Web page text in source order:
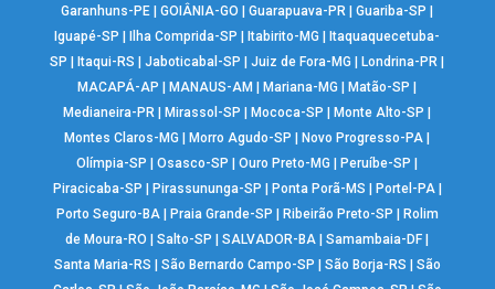
Garanhuns-PE |GOIÂNIA-GO |Guarapuava-PR |Guariba-SP
Iguapé-SP
Ilha Comprida-SP Itabirito-MG
Itaquaquecetuba-
SP
Itaqui-RS |Jaboticabal-SP |Juiz de Fora-MG Londrina-PR
MACAPÁ-AP
MANAUS-AM Mariana-MG Matão-SP
Medianeira-PR
Mirassol-SP Mococa-SP Monte Alto-SP
Montes Claros-MG
Morro Agudo-SP Novo Progresso-PA
Olímpia-SP
|Osasco-SP |Ouro Preto-MG Peruíbe-SP
Piracicaba-SP
Pirassununga-SP Ponta Porã-MS Portel-PA|
Porto Seguro-BA| Praia Grande-SP Ribeirão Preto-SP
Rolim
de Moura-RO
|Salto-SP |SALVADOR-BA |Samambaia-DF
Santa Maria-RS
São Bernardo Campo-SP São Borja-RS
São